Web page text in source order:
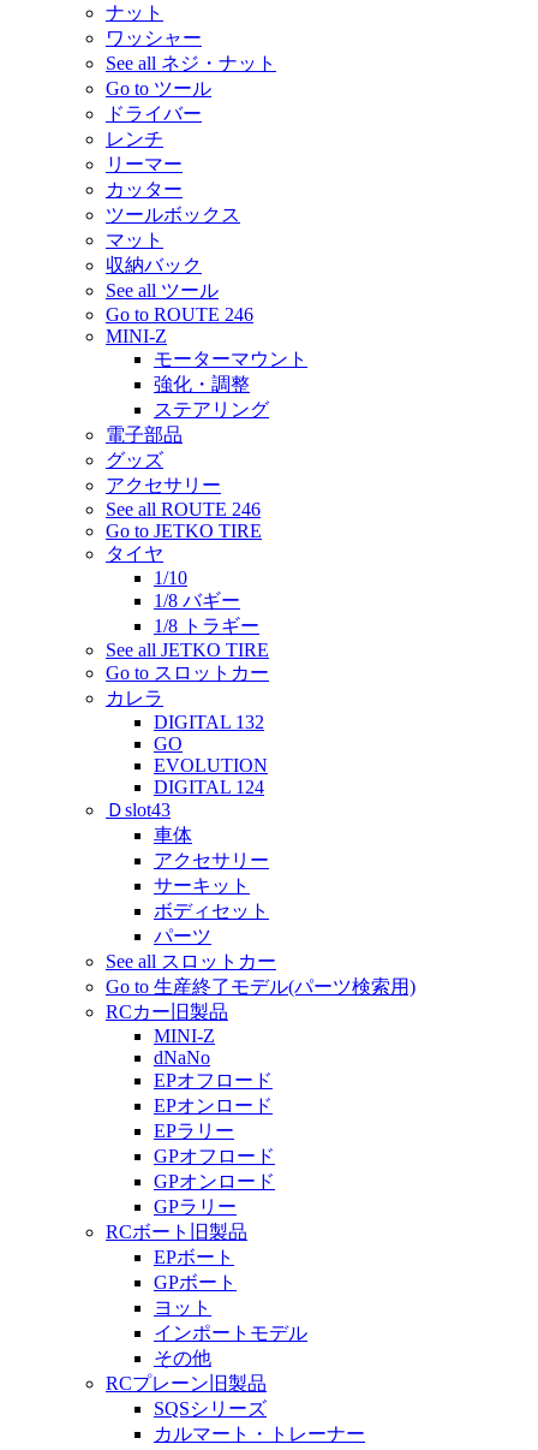
ナット
ワッシャー
See all ネジ・ナット
Go to ツール
ドライバー
レンチ
リーマー
カッター
ツールボックス
マット
収納バック
See all ツール
Go to ROUTE 246
MINI-Z
モーターマウント
強化・調整
ステアリング
電子部品
グッズ
アクセサリー
See all ROUTE 246
Go to JETKO TIRE
タイヤ
1/10
1/8 バギー
1/8 トラギー
See all JETKO TIRE
Go to スロットカー
カレラ
DIGITAL 132
GO
EVOLUTION
DIGITAL 124
Ｄslot43
車体
アクセサリー
サーキット
ボディセット
パーツ
See all スロットカー
Go to 生産終了モデル(パーツ検索用)
RCカー旧製品
MINI-Z
dNaNo
EPオフロード
EPオンロード
EPラリー
GPオフロード
GPオンロード
GPラリー
RCボート旧製品
EPボート
GPボート
ヨット
インポートモデル
その他
RCプレーン旧製品
SQSシリーズ
カルマート・トレーナー